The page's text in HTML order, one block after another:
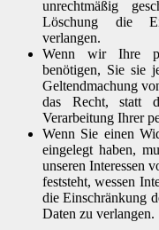
unrechtmäßig
Löschung die
verlangen.
Wenn wir Ihre
benötigen, Sie sie
Geltendmachung
das Recht, statt
Verarbeitung Ihrer
Wenn Sie einen
eingelegt haben,
unseren Interessen
feststeht, wessen
die Einschränkung
Daten zu verlangen.